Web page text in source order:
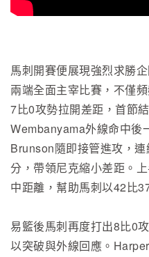
馬刺開賽便展現強烈求勝
兩端全面主宰比賽，不僅
7比0攻勢拉開差距，首節
Wembanyama外線命中後
Brunson隨即接管進攻，
分，帶領尼克縮小差距。
中距離，幫助馬刺以42比
易籃後馬刺再度打出8比0
以突破與外線回應。